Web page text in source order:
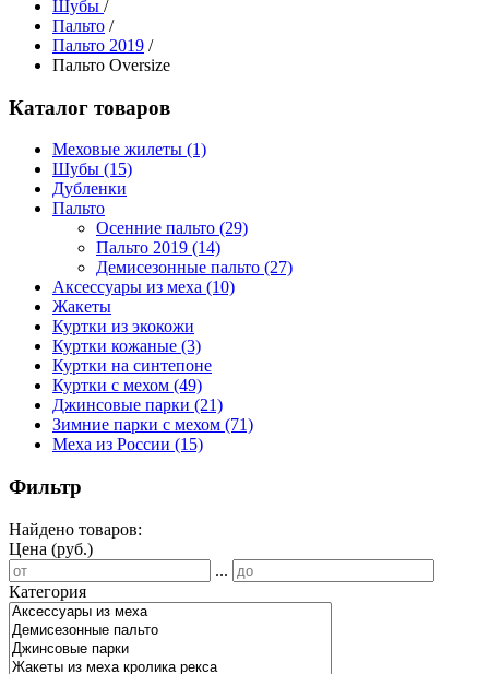
Шубы /
Пальто /
Пальто 2019 /
Пальто Oversize
Каталог товаров
Меховые жилеты (1)
Шубы (15)
Дубленки
Пальто
Осенние пальто (29)
Пальто 2019 (14)
Демисезонные пальто (27)
Аксессуары из меха (10)
Жакеты
Куртки из экокожи
Куртки кожаные (3)
Куртки на синтепоне
Куртки с мехом (49)
Джинсовые парки (21)
Зимние парки с мехом (71)
Меха из России (15)
Фильтр
Найдено товаров:
Цена (руб.)
...
Категория